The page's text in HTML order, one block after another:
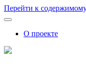
Перейти к
О проекте